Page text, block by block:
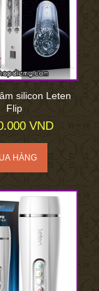
silicon Leten
Flip
VND